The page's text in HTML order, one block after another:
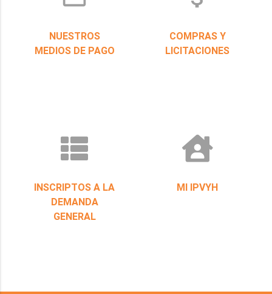
NUESTROS
MEDIOS DE PAGO
COMPRAS Y
LICITACIONES
INSCRIPTOS A LA
DEMANDA
GENERAL
MI IPVYH